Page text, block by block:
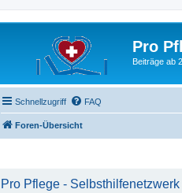
Pro
Beiträge ab
Schnellzugriff FAQ
Foren-Übersicht
Pro Pflege -